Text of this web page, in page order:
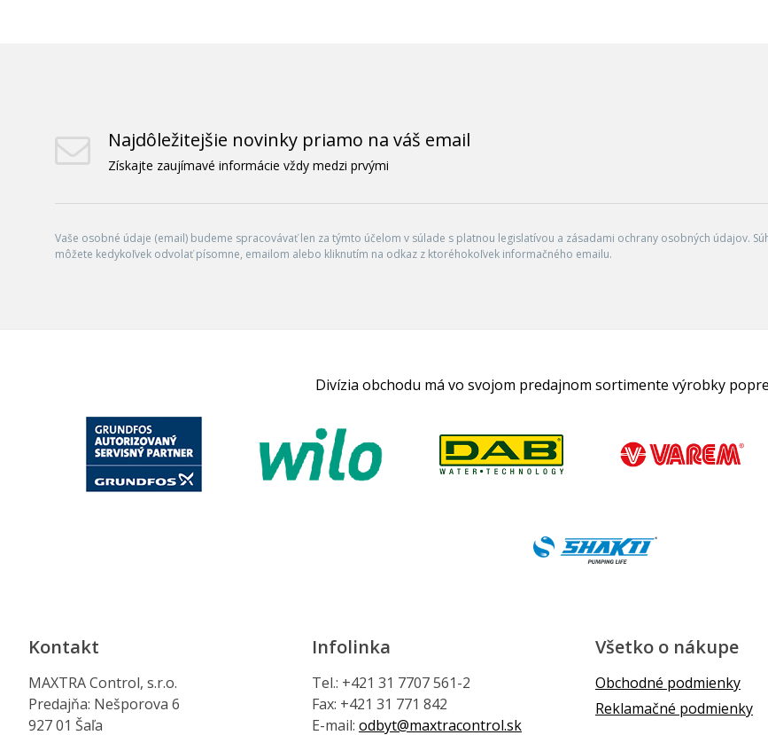
Najdôležitejšie novinky priamo na váš email
Získajte zaujímavé informácie vždy medzi prvými
Vaše osobné údaje (email) budeme spracovávať len za týmto účelom v súlade s platnou legislatívou a zásadami ochrany osobných údajov.
môžete kedykoľvek odvolať písomne, emailom alebo kliknutím na odkaz z ktoréhokoľvek informačného emailu.
Divízia obchodu má vo svojom predajnom sortimente výrobky
Kontakt
MAXTRA Control, s.r.o.
Predajňa: Nešporova 6
927 01 Šaľa
Infolinka
Tel.: +421 31 7707 561-2
Fax: +421 31 771 842
E-mail: odbyt@maxtracontrol.sk
Všetko o nákupe
Obchodné podmienky
Reklamačné podmienky